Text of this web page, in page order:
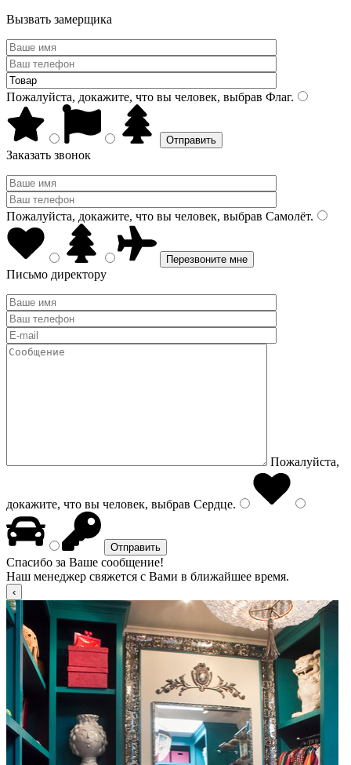
Вызвать замерщика
Пожалуйста, докажите, что вы человек, выбрав Флаг.
Заказать звонок
Пожалуйста, докажите, что вы человек, выбрав Самолёт.
Письмо директору
Пожалуйста,
докажите, что вы человек, выбрав Сердце.
Спасибо за Ваше сообщение!
Наш менеджер свяжется с Вами в ближайшее время.